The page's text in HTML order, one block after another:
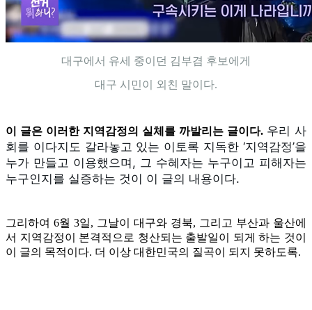
대구에서 유세 중이던 김부겸 후보에게
대구 시민이 외친 말이다.
이 글은 이러한 지역감정의 실체를 까발리는 글이다. 우리 사
회를 이다지도 갈라놓고 있는 이토록 지독한 ‘지역감정’을
누가 만들고 이용했으며, 그 수혜자는 누구이고 피해자는
누구인지를 실증하는 것이 이 글의 내용이다.
그리하여 6월 3일, 그날이 대구와 경북, 그리고 부산과 울산에
서 지역감정이 본격적으로 청산되는 출발일이 되게 하는 것이
이 글의 목적이다. 더 이상 대한민국의 질곡이 되지 못하도록.